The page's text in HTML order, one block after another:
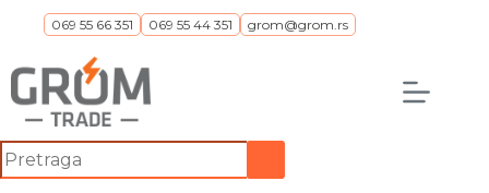
069 55 66 351 069 55 44 351 grom@grom.rs
No
results